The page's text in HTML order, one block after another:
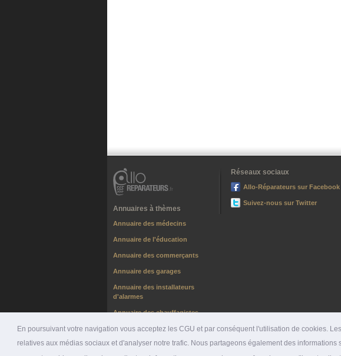
En poursuivant votre navigation vous acceptez les CGU et par conséquent l'utilisation de cookies.
relatives aux médias sociaux et d'analyser notre trafic. Nous partageons également des
Annuaires à thèmes
Annuaire des médecins
Annuaire de l'éducation
Annuaire des commerçants
Annuaire des garages
Annuaire des installateurs
d'alarmes
Annuaire des chauffagistes
Réseaux sociaux
Allo-Réparateurs sur Facebook
Suivez-nous sur Twitter